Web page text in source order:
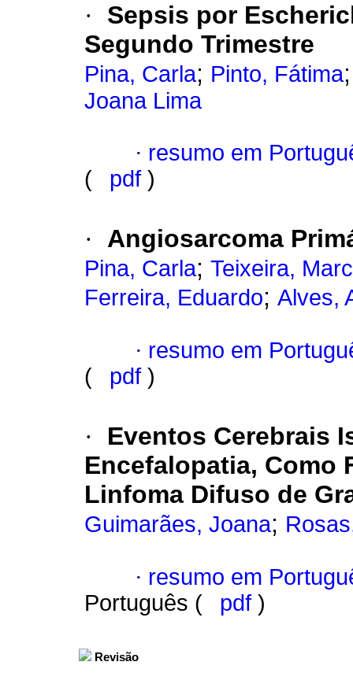
·
Sepsis por
Segundo Trimestre
Pina, Carla; Pinto, Fátima
Joana Lima
· resumo em
(
pdf )
· Angiosarcoma
Pina, Carla; Teixeira,
Ferreira, Eduardo; Alves,
· resumo em
(
pdf )
·
Eventos Cerebrais
Encefalopatia, Como
Linfoma Difuso de
Guimarães, Joana;
· resumo em
Português (
pdf )
Revisão